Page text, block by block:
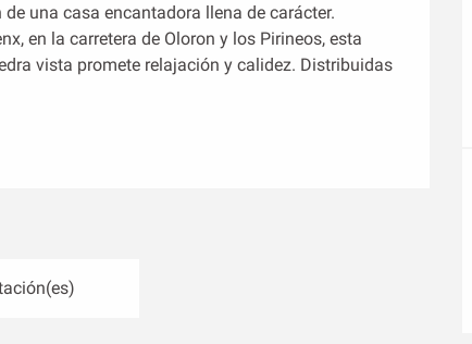
una casa encantadora llena de carácter.
en la carretera de Oloron y los Pirineos, esta
vista promete relajación y calidez. Distribuidas